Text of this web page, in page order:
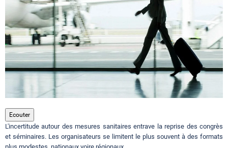
Régions
Hotels
Evenements
Contact
Ecouter
L'incertitude autour des mesures sanitaires entrave la reprise des congrès
et séminaires. Les organisateurs se limitent le plus souvent à des formats